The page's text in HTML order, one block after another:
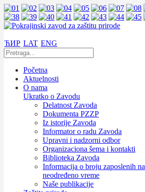
ЋИР LAT ENG
Početna
Aktuelnosti
O nama
Ukratko o Zavodu
Delatnost Zavoda
Dokumenta PZZP
Iz istorije Zavoda
Informator o radu Zavoda
Upravni i nadzorni odbor
Organizaciona šema i kontakti
Biblioteka Zavoda
Informacija o broju zaposlenih na
neodređeno vreme
Naše publikacije